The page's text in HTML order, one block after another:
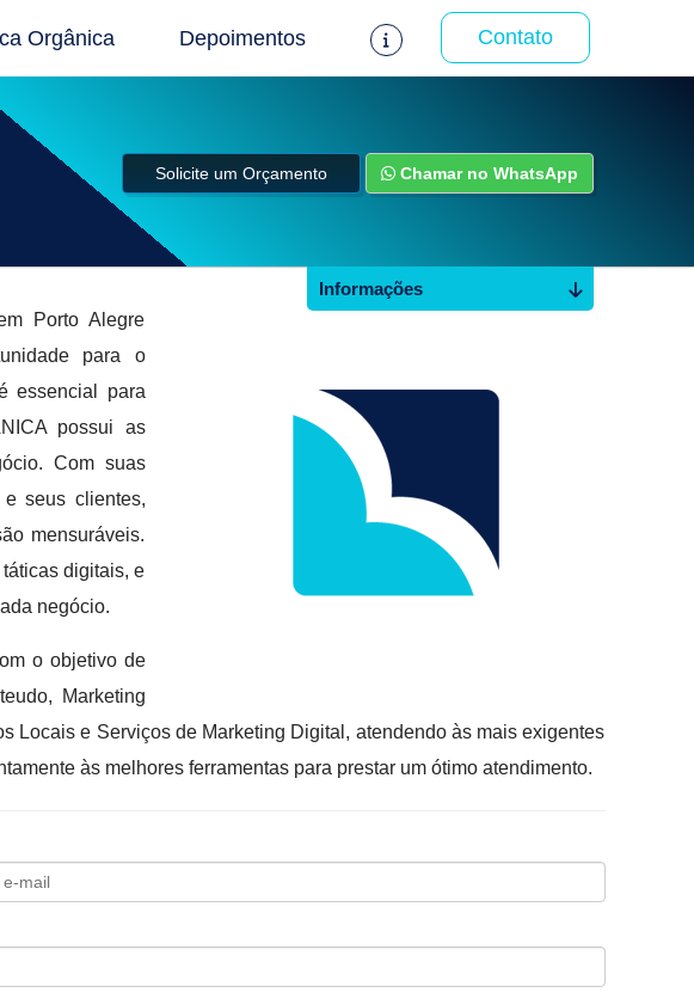
Orgânica Depoimentos Contato
Solicite um Orçamento Chamar no WhatsApp
Porto Alegre
para o
essencial para
possui as
Com suas
seus clientes,
mensuráveis.
digitais, e
negócio.
o objetivo de
Marketing
Locais e Serviços de Marketing Digital, atendendo às mais exigentes
às melhores ferramentas para prestar um ótimo atendimento.
Informações